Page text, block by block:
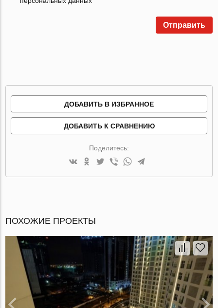
Отправить
ДОБАВИТЬ В ИЗБРАННОЕ
ДОБАВИТЬ К СРАВНЕНИЮ
Поделитесь:
ПОХОЖИЕ ПРОЕКТЫ